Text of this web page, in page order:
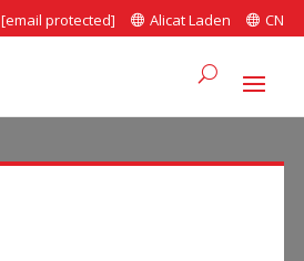
[email protected]  Alicat Laden  CN